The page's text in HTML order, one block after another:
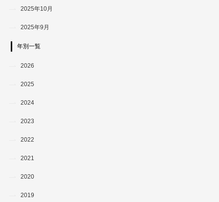
2025年10月
2025年9月
年別一覧
2026
2025
2024
2023
2022
2021
2020
2019